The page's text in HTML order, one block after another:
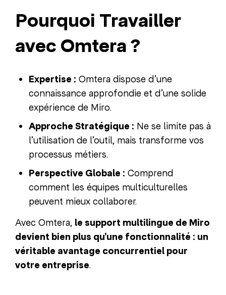
Pourquoi Travailler
avec Omtera ?
Expertise : Omtera dispose d’une
connaissance approfondie et d’une solide
expérience de Miro.
Approche Stratégique : Ne se limite pas à
l’utilisation de l’outil, mais transforme vos
processus métiers.
Perspective Globale : Comprend
comment les équipes multiculturelles
peuvent mieux collaborer.
Avec Omtera, le support multilingue de Miro
devient bien plus qu’une fonctionnalité : un
véritable avantage concurrentiel pour
votre entreprise.